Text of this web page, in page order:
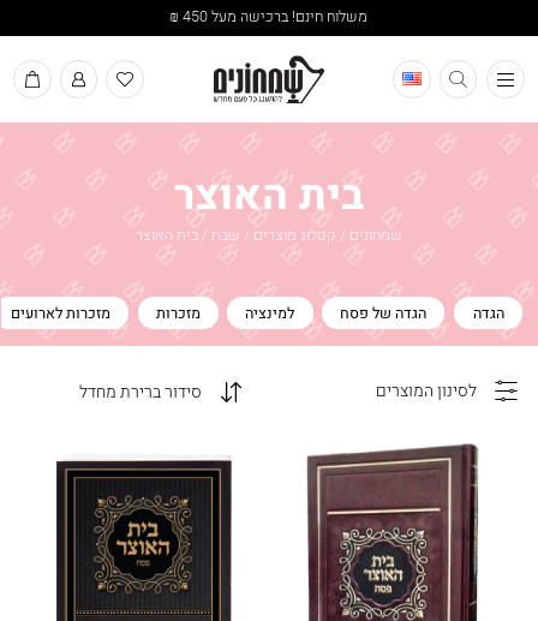
משלוח חינם! ברכישה מעל 450 ₪
תפריט
בית האוצר
שמחונים / קטלוג מוצרים / שבת/בית האוצר
הגדה הגדה של פסח למינציה מזכרות מזכרות לארועים
לסינון המוצרים